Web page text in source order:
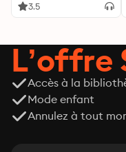
3.5
L’offre
Accès à la
Mode enfant
Annulez à tout